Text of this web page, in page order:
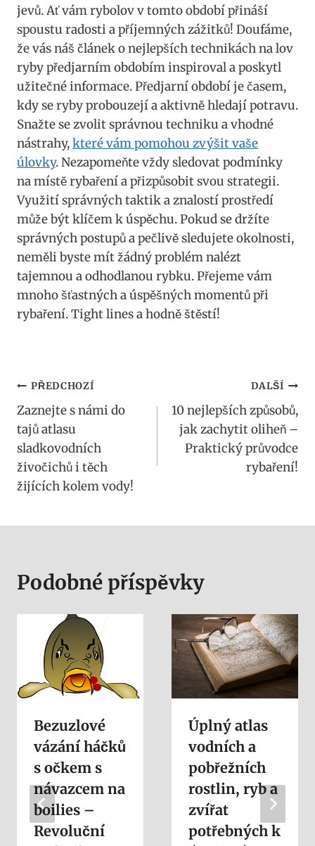
jevů. Ať vám rybolov v tomto⁣ období přináší
spoustu radosti a ‌příjemných zážitků! Doufáme,
že vás ‍náš článek o nejlepších technikách na lov
ryby předjarním obdobím ⁤inspiroval ⁢a poskytl⁤
užitečné informace. Předjarní období je časem,
⁤kdy⁤ se ryby⁣ probouzejí⁢ a​ aktivně hledají potravu.
Snažte se zvolit správnou ⁤techniku a vhodné
nástrahy,které vám pomohou zvýšit vaše
úlovky. Nezapomeňte vždy sledovat podmínky
na místě rybaření a přizpůsobit‍ svou strategii.
Využití správných taktik a znalostí prostředí‍
může být klíčem k úspěchu. Pokud se držíte
správných postupů a pečlivě sledujete ​okolnosti,
neměli byste ⁣mít žádný ‍problém nalézt
tajemnou a ⁤odhodlanou rybku. Přejeme ‌vám​
mnoho šťastných a úspěšných momentů při
rybaření. ‍Tight​ lines a hodně štěstí!
Navigace
pro
příspěvek
PŘEDCHOZÍ
Zaznejte s námi do
tajů atlasu
sladkovodních
živočichů i těch
žijících kolem vody!
DALŠÍ
10 nejlepších způsobů,
jak zachytit oliheň –
Praktický průvodce
rybaření!
Podobné příspěvky
Bezuzlové
vázání háčků
s očkem s
návazcem na
boilies –
Revoluční
Úplný atlas
vodních a
pobřežních
rostlin, ryb a
zvířat
potřebných k